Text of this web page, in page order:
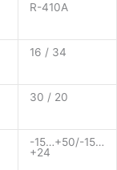
R-410A
16 / 34
30 / 20
-15…+50/-15…
+24